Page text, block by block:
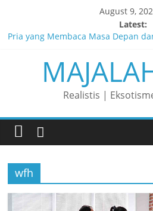
content
August 9,
Latest:
Pria yang Membaca Masa Depan
Membaca Peluang, Menaklukkan
Bisnis Peternakan yang
Lelaki yang Mengubah Garis
Matahari yang Lahir di Pulau Dewata
Perjalanan Panjang di Balik Rasa
Realistis |
wfh